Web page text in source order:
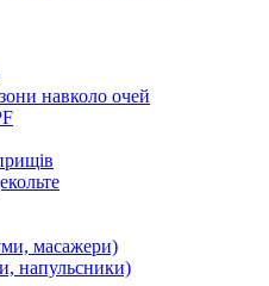
навколо очей
масажери)
напульсники)